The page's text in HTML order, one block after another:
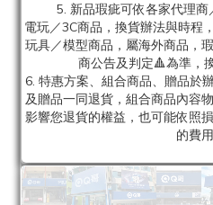
5. 新品瑕疵可依各家代理
電玩／3C商品，換貨辦法與時程
玩具／模型商品，屬海外商品，
商公告及判定🔺為準，
6. 特惠方案、組合商品、贈品於
及贈品一同退貨，組合商品內容
影響您退貨的權益，也可能依照
的費用